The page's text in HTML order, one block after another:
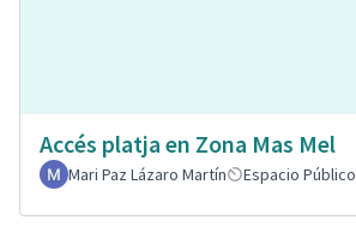
Accés platja en Zona Mas Mel
Mari Paz Lázaro Martín
Espacio Público